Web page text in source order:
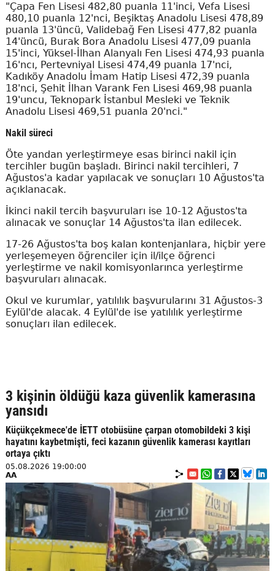
"Çapa Fen Lisesi 482,80 puanla 11'inci, Vefa Lisesi
480,10 puanla 12'nci, Beşiktaş Anadolu Lisesi 478,89
puanla 13'üncü, Validebağ Fen Lisesi 477,82 puanla
14'üncü, Burak Bora Anadolu Lisesi 477,09 puanla
15'inci, Yüksel-İlhan Alanyalı Fen Lisesi 474,93 puanla
16'ncı, Pertevniyal Lisesi 474,49 puanla 17'nci,
Kadıköy Anadolu İmam Hatip Lisesi 472,39 puanla
18'nci, Şehit İlhan Varank Fen Lisesi 469,98 puanla
19'uncu, Teknopark İstanbul Mesleki ve Teknik
Anadolu Lisesi 469,51 puanla 20'nci."
Nakil süreci
Öte yandan yerleştirmeye esas birinci nakil için
tercihler bugün başladı. Birinci nakil tercihleri, 7
Ağustos'a kadar yapılacak ve sonuçları 10 Ağustos'ta
açıklanacak.
İkinci nakil tercih başvuruları ise 10-12 Ağustos'ta
alınacak ve sonuçlar 14 Ağustos'ta ilan edilecek.
17-26 Ağustos'ta boş kalan kontenjanlara, hiçbir yere
yerleşemeyen öğrenciler için il/ilçe öğrenci
yerleştirme ve nakil komisyonlarınca yerleştirme
başvuruları alınacak.
Okul ve kurumlar, yatılılık başvurularını 31 Ağustos-3
Eylül'de alacak. 4 Eylül'de ise yatılılık yerleştirme
sonuçları ilan edilecek.
3 kişinin öldüğü kaza güvenlik kamerasına
yansıdı
Küçükçekmece'de İETT otobüsüne çarpan otomobildeki 3 kişi
hayatını kaybetmişti, feci kazanın güvenlik kamerası kayıtları
ortaya çıktı
05.08.2026 19:00:00
AA